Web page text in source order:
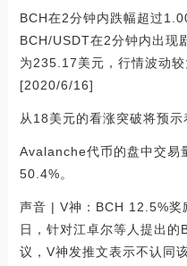
BCH在2分钟内跌幅超过
BCH/USDT在2分钟内出现
为235.17美元，行情波动较
[2020/6/16]
从18美元的看涨突破将预示
Avalanche代币的盘中交易
50.4%。
声音 | V神：BCH 12.5%奖
日，针对江卓尔等人提出
议，V神发推文表示不认同